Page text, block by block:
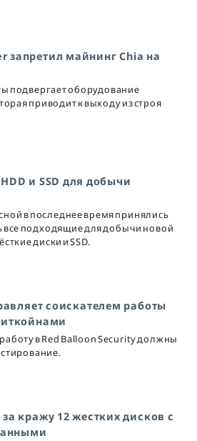
запретил майнинг Chia на
подвергает оборудование
приводит к выходу из строя
и SSD для добычи
в последнее время принялись
все подходящие для добычи новой
диски и SSD.
соискателем работы
в Red Balloon Security должны
кражу 12 жестких дисков с